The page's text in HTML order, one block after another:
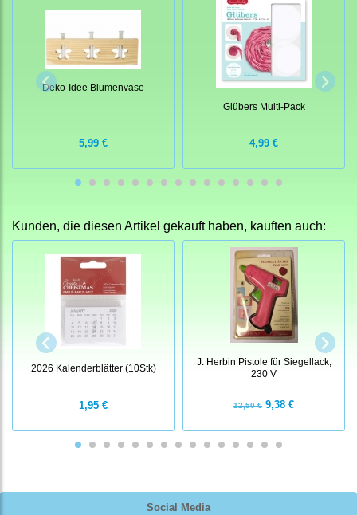
Social Media
Deko-Idee Blumenvase
5,99 €
Glübers Multi-Pack
4,99 €
Kunden, die diesen Artikel gekauft haben, kauften auch:
2026 Kalenderblätter (10Stk)
1,95 €
J. Herbin Pistole für Siegellack,
230 V
12,50 € 9,38 €